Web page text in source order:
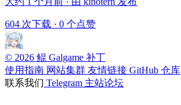
604 次下载 · 0 个点赞
© 2026 鲲 Galgame 补丁
使用指南 网站集群 友情链接 GitHub 仓库
联系我们 Telegram 主站论坛